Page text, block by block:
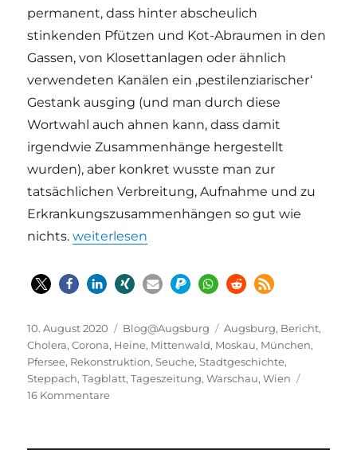
permanent, dass hinter abscheulich
stinkenden Pfützen und Kot-Abraumen in den
Gassen, von Klosettanlagen oder ähnlich
verwendeten Kanälen ein ‚pestilenziarischer‘
Gestank ausging (und man durch diese
Wortwahl auch ahnen kann, dass damit
irgendwie Zusammenhänge hergestellt
wurden), aber konkret wusste man zur
tatsächlichen Verbreitung, Aufnahme und zu
Erkrankungszusammenhängen so gut wie
nichts.„Die Cholera 1832 in Augsburg – nur ein
weiterlesen
Veröffentlicht
am
10. August 2020 Kategorien
Blog@Augsburg Schlagwörter
Augsburg, Bericht,
Cholera,Corona, Heine, Mittenwald, Moskau, München,
Pfersee, Rekonstruktion,Seuche,Stadtgeschichte,
Steppach,Tagblatt,Tageszeitung,Warschau,Wien
16 Kommentarezu